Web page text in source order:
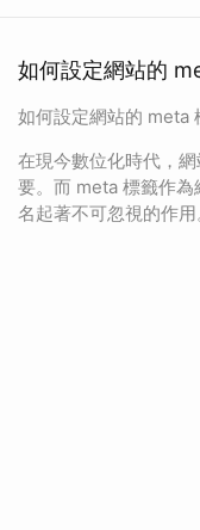
如何設定網站的
如何設定網站的 meta
在現今數位化時代，
要。而 meta 標籤作為
名起著不可忽視的作用